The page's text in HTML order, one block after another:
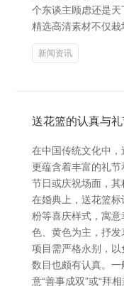
个东谈主顾虑还是天
精选高清素材不仅
新闻资讯
送花篮的认真与
在中国传统文化中，
更蕴含着丰富的礼节
节日或庆祝场面，其
在婚典上，送花篮标
粉等喜庆样式，寓
色、黄色为主，抒
项目需严格永别，
数目也颇有认真。
意“善事成双”或“拜